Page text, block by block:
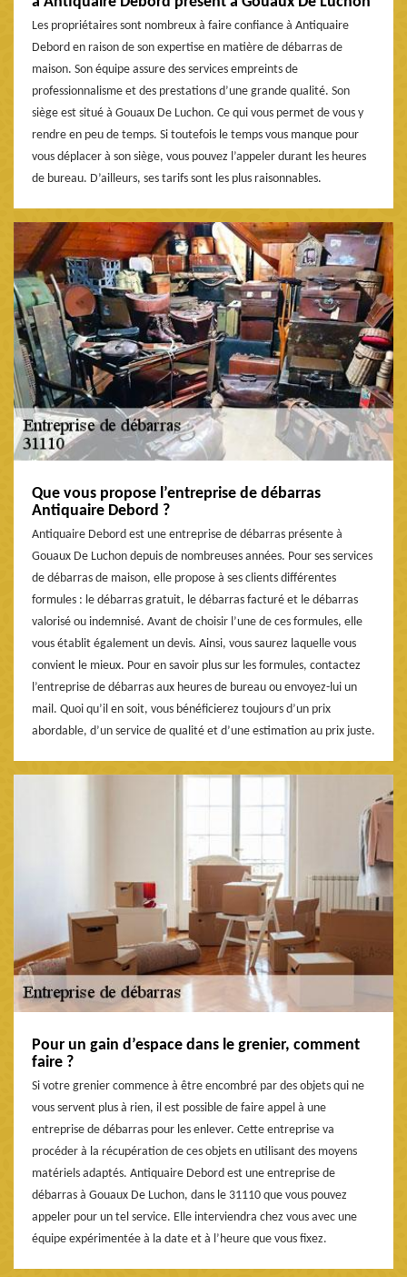
Les propriétaires sont nombreux à faire confiance à Antiquaire
Debord en raison de son expertise en matière de débarras de
maison. Son équipe assure des services empreints de
professionnalisme et des prestations d’une grande qualité. Son
siège est situé à Gouaux De Luchon. Ce qui vous permet de vous y
rendre en peu de temps. Si toutefois le temps vous manque pour
vous déplacer à son siège, vous pouvez l’appeler durant les heures
de bureau. D’ailleurs, ses tarifs sont les plus raisonnables.
Que vous propose l’entreprise de débarras
Antiquaire Debord ?
Antiquaire Debord est une entreprise de débarras présente à
Gouaux De Luchon depuis de nombreuses années. Pour ses services
de débarras de maison, elle propose à ses clients différentes
formules : le débarras gratuit, le débarras facturé et le débarras
valorisé ou indemnisé. Avant de choisir l’une de ces formules, elle
vous établit également un devis. Ainsi, vous saurez laquelle vous
convient le mieux. Pour en savoir plus sur les formules, contactez
l’entreprise de débarras aux heures de bureau ou envoyez-lui un
mail. Quoi qu’il en soit, vous bénéficierez toujours d’un prix
abordable, d’un service de qualité et d’une estimation au prix juste.
Pour un gain d’espace dans le grenier, comment
faire ?
Si votre grenier commence à être encombré par des objets qui ne
vous servent plus à rien, il est possible de faire appel à une
entreprise de débarras pour les enlever. Cette entreprise va
procéder à la récupération de ces objets en utilisant des moyens
matériels adaptés. Antiquaire Debord est une entreprise de
débarras à Gouaux De Luchon, dans le 31110 que vous pouvez
appeler pour un tel service. Elle interviendra chez vous avec une
équipe expérimentée à la date et à l’heure que vous fixez.